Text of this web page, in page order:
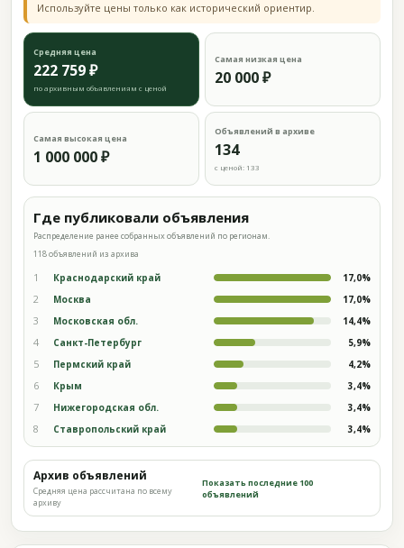
Используйте цены только как исторический ориентир.
Средняя цена
222 759 ₽
по архивным объявлениям с ценой
Самая низкая цена
20 000 ₽
Самая высокая цена
1 000 000 ₽
Объявлений в архиве
134
с ценой: 133
Где публиковали объявления
Распределение ранее собранных объявлений по регионам.
118 объявлений из архива
1 Краснодарский край 17,0%
2 Москва 17,0%
3 Московская обл. 14,4%
4 Санкт-Петербург 5,9%
5 Пермский край 4,2%
6 Крым 3,4%
7 Нижегородская обл. 3,4%
8 Ставропольский край 3,4%
Архив объявлений
Средняя цена рассчитана по всему
архиву
Показать последние 100
объявлений